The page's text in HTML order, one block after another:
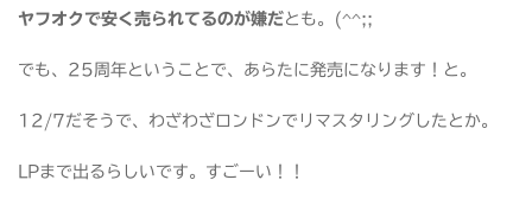
ヤフオクで安く売られてるのが嫌だとも。(^^;;
でも、25周年ということで、あらたに発売になります！と。
12/7だそうで、わざわざロンドンでリマスタリングしたとか。
LPまで出るらしいです。すごーい！！